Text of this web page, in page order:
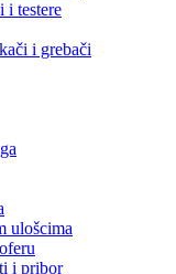
i testere
i grebači
ulošcima
i pribor